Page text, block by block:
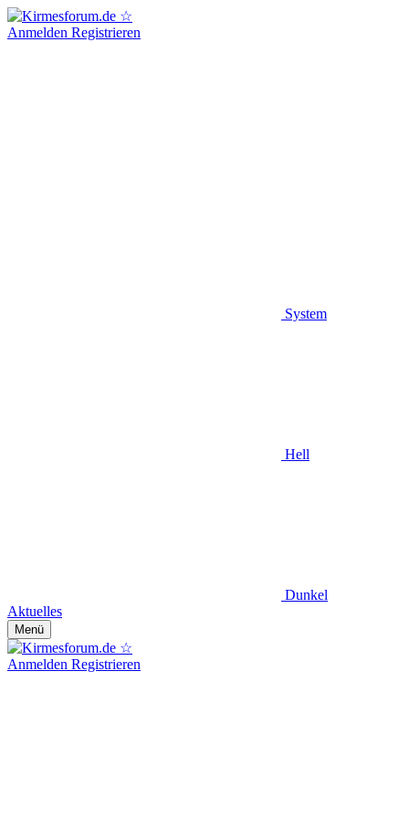
Anmelden Registrieren
System
Hell
Dunkel
Aktuelles
Menü
Anmelden Registrieren